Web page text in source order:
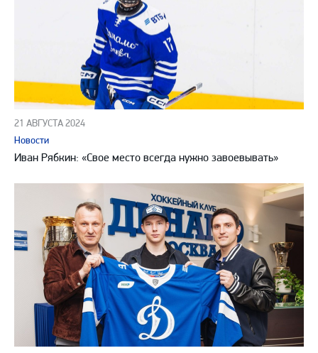
21 АВГУСТА 2024
Новости
Иван Рябкин: «Свое место всегда нужно завоевывать»